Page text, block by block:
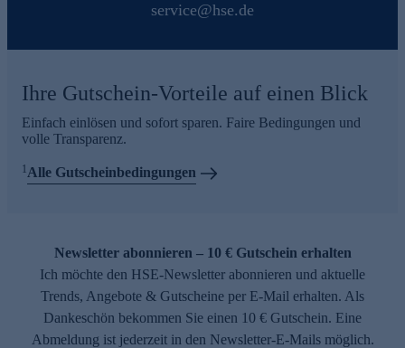
service@hse.de
Ihre Gutschein-Vorteile auf einen Blick
Einfach einlösen und sofort sparen. Faire Bedingungen und
volle Transparenz.
1Alle Gutscheinbedingungen
Newsletter abonnieren – 10 € Gutschein erhalten
Ich möchte den HSE-Newsletter abonnieren und aktuelle
Trends, Angebote & Gutscheine per E-Mail erhalten. Als
Dankeschön bekommen Sie einen 10 € Gutschein. Eine
Abmeldung ist jederzeit in den Newsletter-E-Mails möglich.